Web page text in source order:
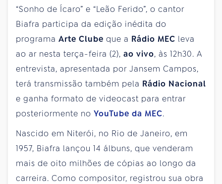
“Sonho de Ícaro” e “Leão Ferido”, o cantor
Biafra participa da edição inédita do
programa Arte Clube que a Rádio MEC leva
ao ar nesta terça-feira (2), ao vivo, às 12h30. A
entrevista, apresentada por Jansem Campos,
terá transmissão também pela Rádio Nacional
e ganha formato de videocast para entrar
posteriormente no YouTube da MEC.
Nascido em Niterói, no Rio de Janeiro, em
1957, Biafra lançou 14 álbuns, que venderam
mais de oito milhões de cópias ao longo da
carreira. Como compositor, registrou sua obra